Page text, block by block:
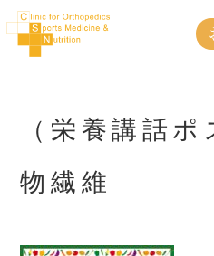
（栄養講話
物繊維